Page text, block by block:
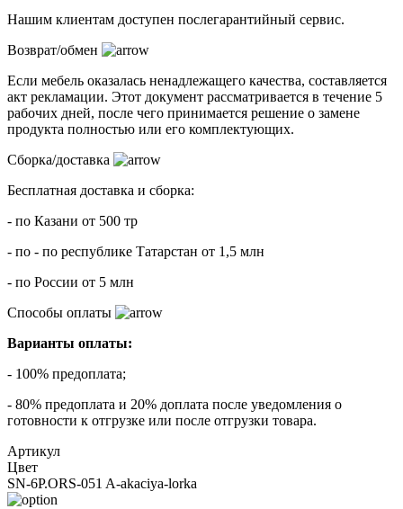
Нашим клиентам доступен послегарантийный сервис.
Возврат/обмен
Если мебель оказалась ненадлежащего качества, составляется
акт рекламации. Этот документ рассматривается в течение 5
рабочих дней, после чего принимается решение о замене
продукта полностью или его комплектующих.
Сборка/доставка
Бесплатная доставка и сборка:
- по Казани от 500 тр
- по - по республике Татарстан от 1,5 млн
- по России от 5 млн
Способы оплаты
Варианты оплаты:
- 100% предоплата;
- 80% предоплата и 20% доплата после уведомления о
готовности к отгрузке или после отгрузки товара.
Артикул
Цвет
SN-6P.ORS-051 A-akaciya-lorka